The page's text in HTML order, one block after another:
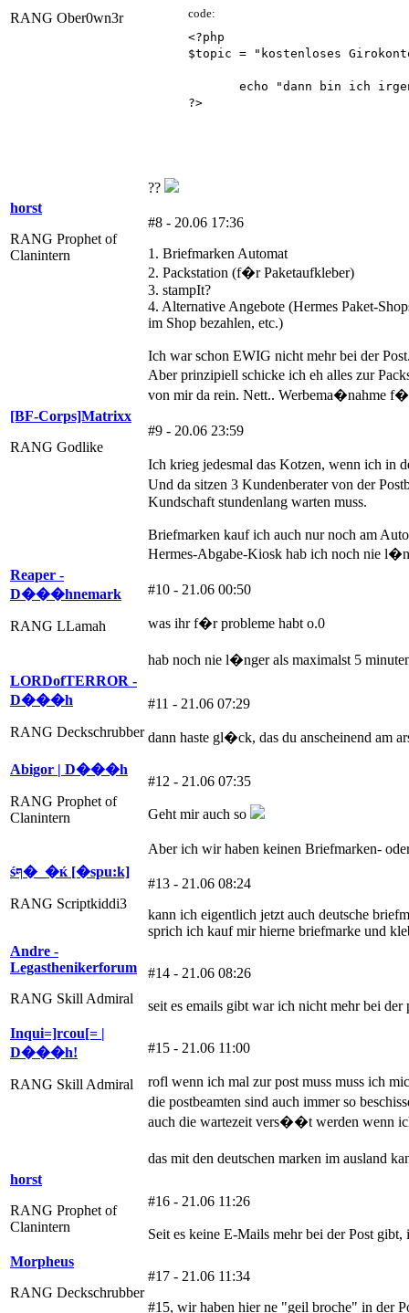
RANG Ober0wn3r
code:
<?php
$topic = "kostenloses
echo "dann bin ich
?>
??
horst
RANG Prophet of
Clanintern
#8 - 20.06 17:36
1. Briefmarken Automat
2. Packstation (f�r Paketaufkleber)
3. stampIt?
4. Alternative Angebote (Hermes Paket-
im Shop bezahlen, etc.)
Ich war schon EWIG nicht mehr bei der
Aber prinzipiell schicke ich eh alles zur
von mir da rein. Nett.. Werbema�nahme
[BF-Corps]Matrixx
RANG Godlike
#9 - 20.06 23:59
Ich krieg jedesmal das Kotzen, wenn ich in
Und da sitzen 3 Kundenberater von der
Kundschaft stundenlang warten muss.
Briefmarken kauf ich auch nur noch am
Hermes-Abgabe-Kiosk hab ich noch nie
Reaper -
D���hnemark
RANG LLamah
#10 - 21.06 00:50
was ihr f�r probleme habt o.0
hab noch nie l�nger als maximalst 5
LORDofTERROR -
D���h
RANG Deckschrubber
#11 - 21.06 07:29
dann haste gl�ck, das du anscheinend am
Abigor | D���h
RANG Prophet of
Clanintern
#12 - 21.06 07:35
Geht mir auch so
Aber ich wir haben keinen Briefmarken-
śףּ�_�ќ [�spu:k]
RANG Scriptkiddi3
#13 - 21.06 08:24
kann ich eigentlich jetzt auch deutsche
sprich ich kauf mir hierne briefmarke und
Andre -
Legasthenikerforum
RANG Skill Admiral
#14 - 21.06 08:26
seit es emails gibt war ich nicht mehr bei der
Inqui=]rcou[= |
D���h!
RANG Skill Admiral
#15 - 21.06 11:00
rofl wenn ich mal zur post muss muss ich
die postbeamten sind auch immer so
auch die wartezeit vers��t werden wenn
das mit den deutschen marken im ausland
horst
RANG Prophet of
Clanintern
#16 - 21.06 11:26
Seit es keine E-Mails mehr bei der Post
Morpheus
RANG Deckschrubber
#17 - 21.06 11:34
#15, wir haben hier ne "geil broche" in der